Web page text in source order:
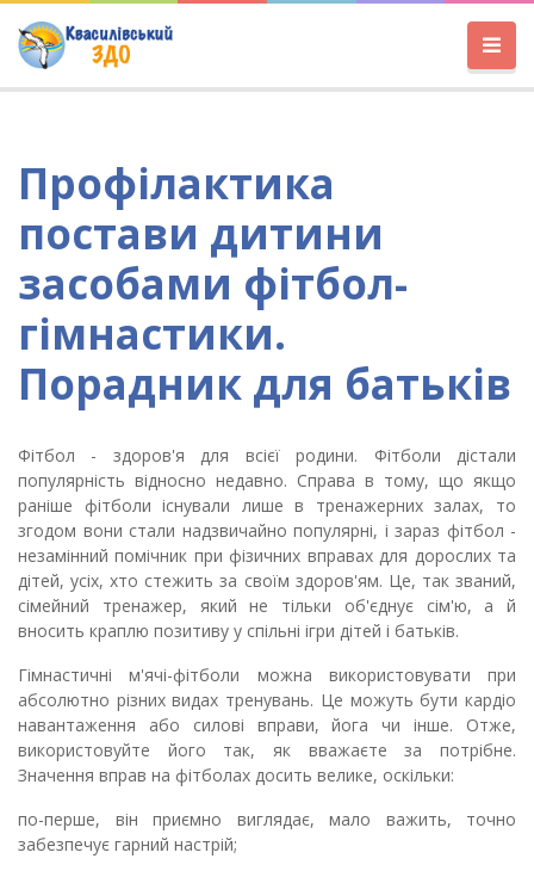
Профілактика
постави дитини
засобами фітбол-
гімнастики.
Порадник для батьків
Фітбол - здоров'я для всієї родини. Фітболи дістали
популярність відносно недавно. Справа в тому, що якщо
раніше фітболи існували лише в тренажерних залах, то
згодом вони стали надзвичайно популярні, і зараз фітбол -
незамінний помічник при фізичних вправах для дорослих та
дітей, усіх, хто стежить за своїм здоров'ям. Це, так званий,
сімейний тренажер, який не тільки об'єднує сім'ю, а й
вносить краплю позитиву у спільні ігри дітей і батьків.
Гімнастичні м'ячі-фітболи можна використовувати при
абсолютно різних видах тренувань. Це можуть бути кардіо
навантаження або силові вправи, йога чи інше. Отже,
використовуйте його так, як вважаєте за потрібне.
Значення вправ на фітболах досить велике, оскільки:
по-перше, він приємно виглядає, мало важить, точно
забезпечує гарний настрій;